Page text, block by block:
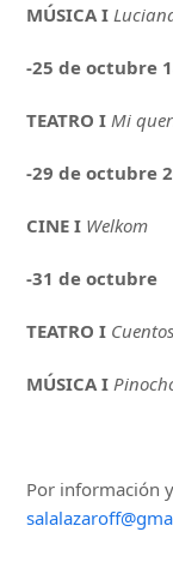
MÚSICA I
-25 de octubre
TEATRO I Mi
-29 de octubre
CINE I Welkom
-31 de octubre
TEATRO I
MÚSICA I
Por información